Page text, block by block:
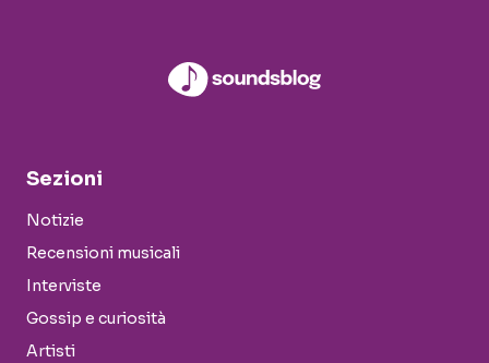
Sezioni
Notizie
Recensioni musicali
Interviste
Gossip e curiosità
Artisti